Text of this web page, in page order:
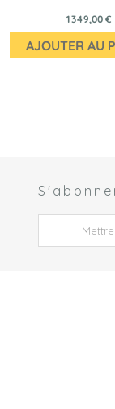
1 349,00 €
AJOUTER AU